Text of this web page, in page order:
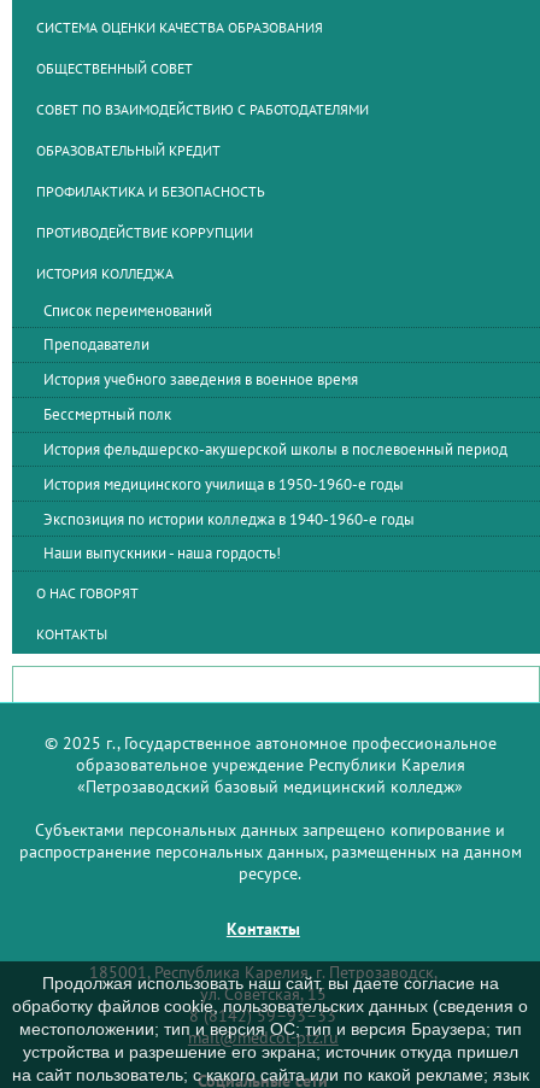
СИСТЕМА ОЦЕНКИ КАЧЕСТВА ОБРАЗОВАНИЯ
ОБЩЕСТВЕННЫЙ СОВЕТ
СОВЕТ ПО ВЗАИМОДЕЙСТВИЮ С РАБОТОДАТЕЛЯМИ
ОБРАЗОВАТЕЛЬНЫЙ КРЕДИТ
ПРОФИЛАКТИКА И БЕЗОПАСНОСТЬ
ПРОТИВОДЕЙСТВИЕ КОРРУПЦИИ
ИСТОРИЯ КОЛЛЕДЖА
Список переименований
Преподаватели
История учебного заведения в военное время
Бессмертный полк
История фельдшерско-акушерской школы в послевоенный период
История медицинского училища в 1950-1960-е годы
Экспозиция по истории колледжа в 1940-1960-е годы
Наши выпускники - наша гордость!
О НАС ГОВОРЯТ
КОНТАКТЫ
© 2025 г., Государственное автономное профессиональное
образовательное учреждение Республики Карелия
«Петрозаводский базовый медицинский колледж»
Субъектами персональных данных запрещено копирование и
распространение персональных данных, размещенных на данном
ресурсе.
Контакты
185001, Республика Карелия, г. Петрозаводск,
ул. Советская, 15
8 (8142) 59–93–33
mail@medcol-ptz.ru
Социальные сети
Продолжая использовать наш сайт, вы даете согласие на
обработку файлов cookie, пользовательских данных (сведения о
местоположении; тип и версия ОС; тип и версия Браузера; тип
устройства и разрешение его экрана; источник откуда пришел
на сайт пользователь; с какого сайта или по какой рекламе; язык